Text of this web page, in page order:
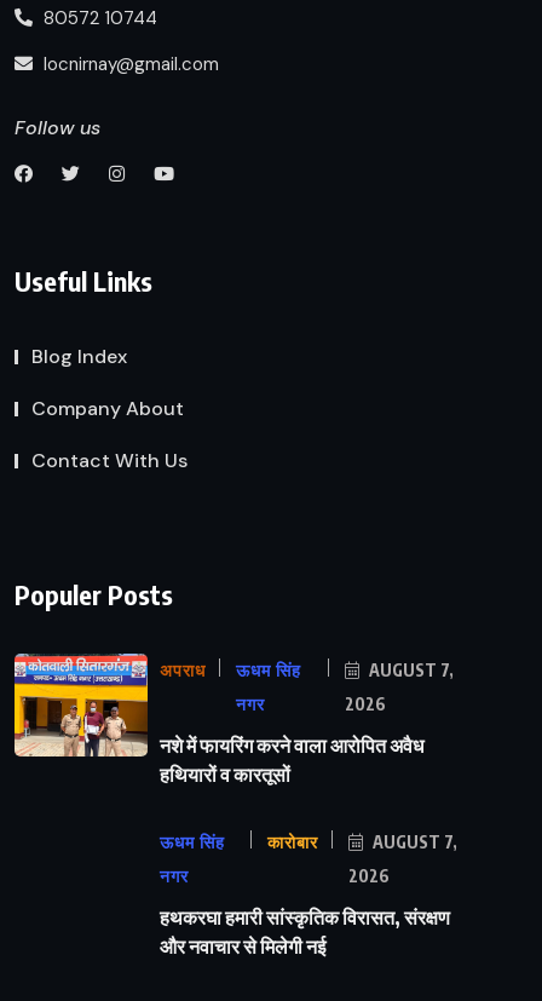
80572 10744
locnirnay@gmail.com
Follow us
Useful Links
Blog Index
Company About
Contact With Us
Populer Posts
अपराध
ऊधम सिंह
नगर
AUGUST 7,
2026
नशे में फायरिंग करने वाला आरोपित अवैध
हथियारों व कारतूसों
ऊधम सिंह
नगर
कारोबार
AUGUST 7,
2026
हथकरघा हमारी सांस्कृतिक विरासत, संरक्षण
और नवाचार से मिलेगी नई